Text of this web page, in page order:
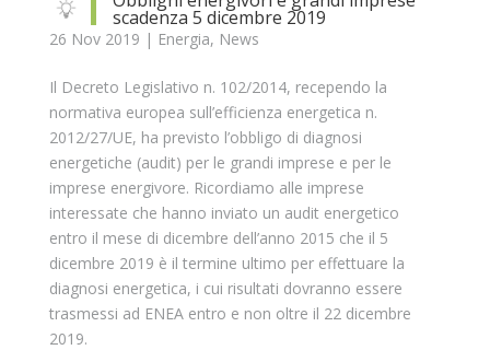
scadenza 5 dicembre 2019
26 Nov 2019 | Energia, News
Il Decreto Legislativo n. 102/2014, recependo la
normativa europea sull’efficienza energetica n.
2012/27/UE, ha previsto l’obbligo di diagnosi
energetiche (audit) per le grandi imprese e per le
imprese energivore. Ricordiamo alle imprese
interessate che hanno inviato un audit energetico
entro il mese di dicembre dell’anno 2015 che il 5
dicembre 2019 è il termine ultimo per effettuare la
diagnosi energetica, i cui risultati dovranno essere
trasmessi ad ENEA entro e non oltre il 22 dicembre
2019.